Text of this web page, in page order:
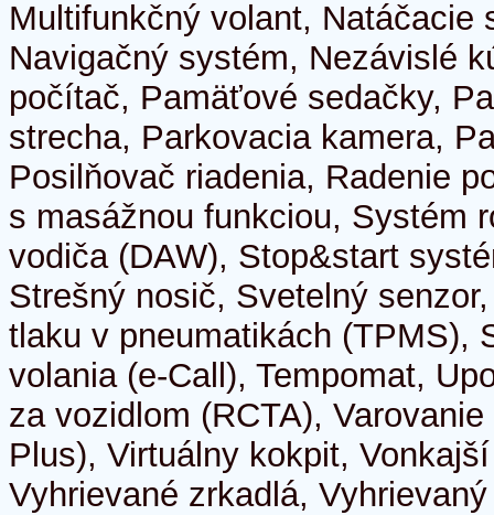
Multifunkčný volant, Natáčacie
Navigačný systém, Nezávislé
počítač, Pamäťové sedačky,
strecha, Parkovacia kamera,
Posilňovač riadenia, Radenie
s masážnou funkciou, Systém
vodiča (DAW), Stop&start
Strešný nosič, Svetelný
tlaku v pneumatikách (TPMS),
volania (e-Call), Tempomat,
za vozidlom (RCTA),
Plus), Virtuálny kokpit,
Vyhrievané zrkadlá,